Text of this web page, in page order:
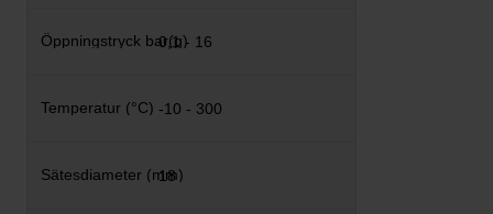
0,1 - 16
-10 - 300
18